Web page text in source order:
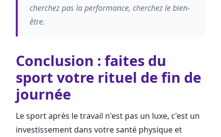
cherchez pas la performance, cherchez le bien-
être.
Conclusion : faites du
sport votre rituel de fin de
journée
Le sport après le travail n'est pas un luxe, c'est un
investissement dans votre santé physique et